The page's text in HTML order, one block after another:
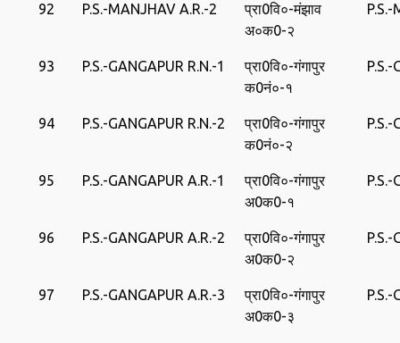
92 P.S.-MANJHAV A.R.-2
प्रा0वि०-मंझाव
अ०क0-२
93 P.S.-GANGAPUR R.N.-1
प्रा0वि०-गंगापुर
क0नं०-१
P.S.-
94 P.S.-GANGAPUR R.N.-2
प्रा0वि०-गंगापुर
क0नं०-२
P.S.-
95 P.S.-GANGAPUR A.R.-1
प्रा0वि०-गंगापुर
अ0क0-१
P.S.-
96 P.S.-GANGAPUR A.R.-2
प्रा0वि०-गंगापुर
अ0क0-२
P.S.-
97 P.S.-GANGAPUR A.R.-3
प्रा0वि०-गंगापुर
अ0क0-३
P.S.-